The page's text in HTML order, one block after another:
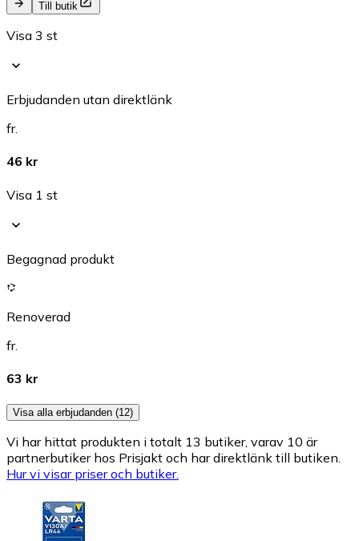
Till butik
Visa 3 st
Erbjudanden utan direktlänk
fr.
46 kr
Visa 1 st
Begagnad produkt
Renoverad
fr.
63 kr
Visa alla erbjudanden (12)
Vi har hittat produkten i totalt 13 butiker, varav 10 är
partnerbutiker hos Prisjakt och har direktlänk till butiken.
Hur vi visar priser och butiker.